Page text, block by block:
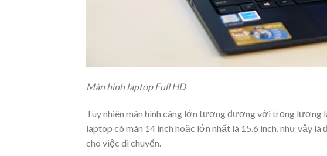
Màn hình laptop Full HD
Tuy nhiên màn hình càng lớn tương đương với trọng lượng
laptop có màn 14 inch hoặc lớn nhất là 15.6 inch, như vậy
cho việc di chuyển.